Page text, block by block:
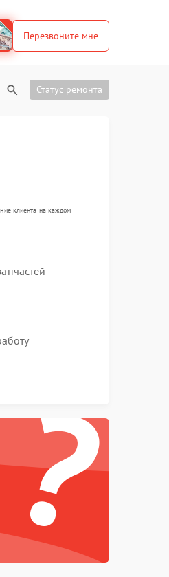
Перезвоните мне
Статус ремонта
клиента на каждом